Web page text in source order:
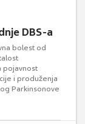
DBS-a
bolest od
pojavnost
i produženja
Parkinsonove